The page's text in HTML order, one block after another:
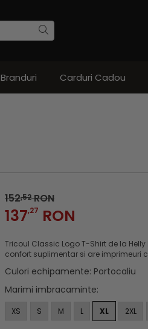
Branduri Carduri Cadou
152,52RON
137,27 RON
Tricoul Classic Logo T-Shirt de la
confort suplimentar si are imprimeuri
Culori echipamente: Portocaliu
Marimi imbracaminte:
XS S M L XL 2XL